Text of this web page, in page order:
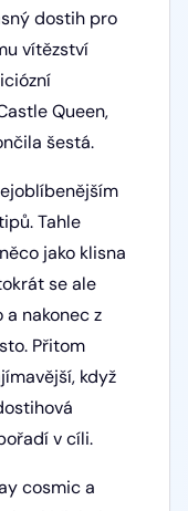
dostih pro
vítězství
Queen,
šestá.
Tahle
jako klisna
se ale
nakonec z
Přitom
když
v cíli.
cosmic a